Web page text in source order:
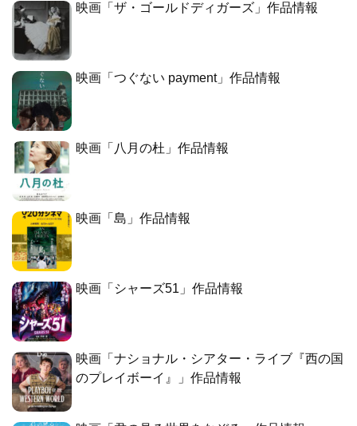
映画「ザ・ゴールドディガーズ」作品情報
映画「つぐない payment」作品情報
映画「八月の杜」作品情報
映画「島」作品情報
映画「シャーズ51」作品情報
映画「ナショナル・シアター・ライブ『西の国
のプレイボーイ』」作品情報